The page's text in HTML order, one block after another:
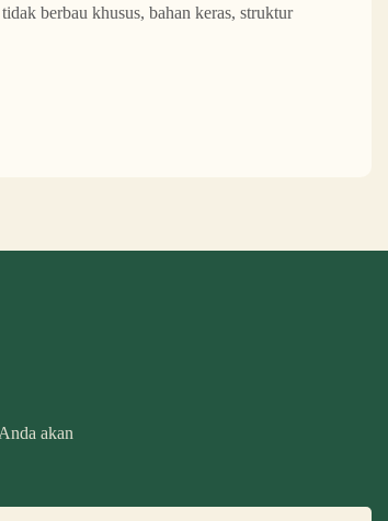
berbau khusus, bahan keras, struktur
akan